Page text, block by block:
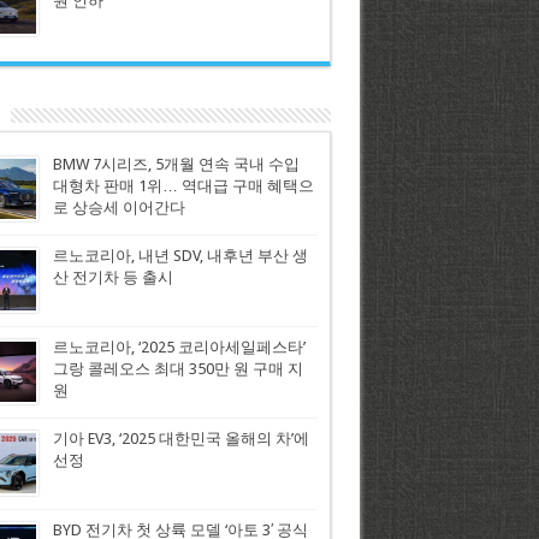
BMW 7시리즈, 5개월 연속 국내 수입
대형차 판매 1위… 역대급 구매 혜택으
로 상승세 이어간다
르노코리아, 내년 SDV, 내후년 부산 생
산 전기차 등 출시
르노코리아, ‘2025 코리아세일페스타’
그랑 콜레오스 최대 350만 원 구매 지
원
기아 EV3, ‘2025 대한민국 올해의 차’에
선정
BYD 전기차 첫 상륙 모델 ‘아토 3′ 공식